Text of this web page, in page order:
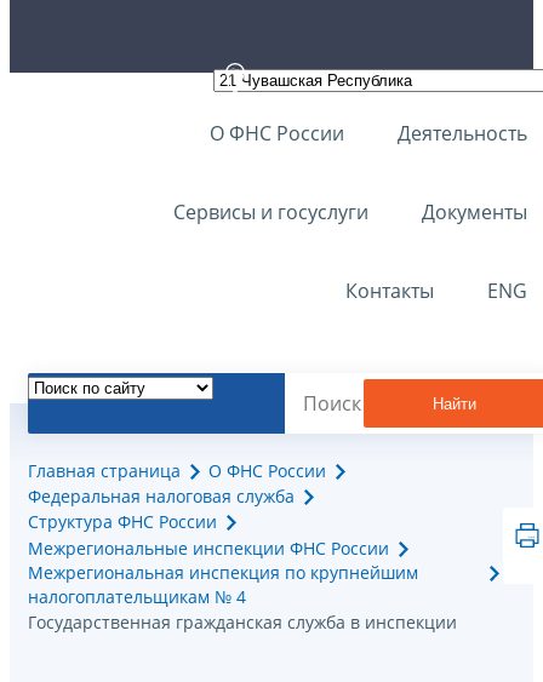
О ФНС России Деятельность
Сервисы и госуслуги Документы
Контакты ENG
Найти
Главная страница
О ФНС России
Федеральная налоговая служба
Структура ФНС России
Межрегиональные инспекции ФНС России
Межрегиональная инспекция по крупнейшим
налогоплательщикам № 4
Государственная гражданская служба в инспекции